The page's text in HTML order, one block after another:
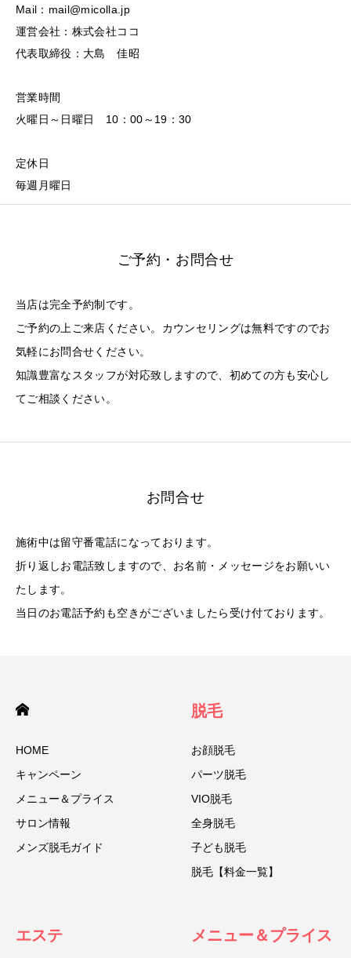
Mail：mail@micolla.jp
運営会社：株式会社ココ
代表取締役：大島 佳昭
営業時間
火曜日～日曜日 10：00～19：30
定休日
毎週月曜日
ご予約・お問合せ
当店は完全予約制です。
ご予約の上ご来店ください。カウンセリングは無料ですのでお
気軽にお問合せください。
知識豊富なスタッフが対応致しますので、初めての方も安心し
てご相談ください。
お問合せ
施術中は留守番電話になっております。
折り返しお電話致しますので、お名前・メッセージをお願いい
たします。
当日のお電話予約も空きがございましたら受け付ております。
HOME
キャンペーン
メニュー＆プライス
サロン情報
メンズ脱毛ガイド
脱毛
お顔脱毛
パーツ脱毛
VIO脱毛
全身脱毛
子ども脱毛
脱毛【料金一覧】
エステ メニュー＆プライス